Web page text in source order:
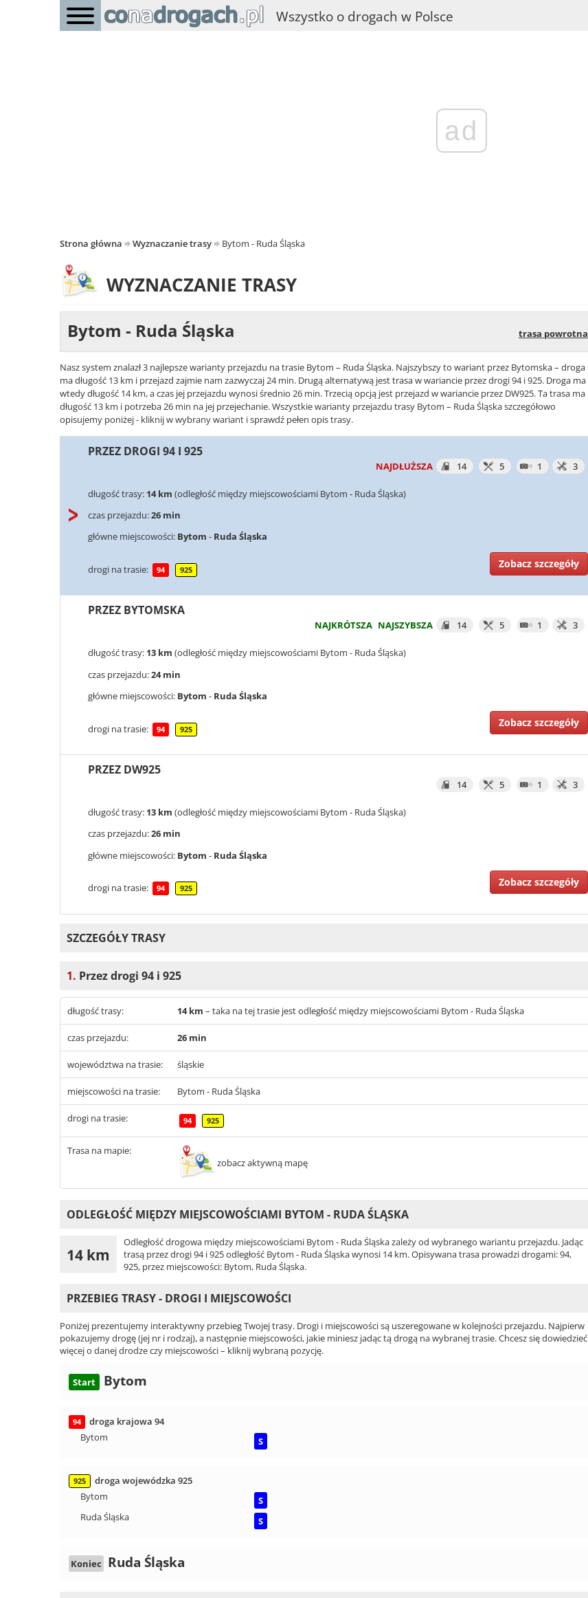
Wszystko o drogach w Polsce
ad
Strona główna Wyznaczanie trasy Bytom - Ruda Śląska
WYZNACZANIE TRASY
Bytom - Ruda Śląska trasa powrotna
Nasz system znalazł 3 najlepsze warianty przejazdu na trasie Bytom – Ruda Śląska. Najszybszy to wariant przez Bytomska – droga
ma długość 13 km i przejazd zajmie nam zazwyczaj 24 min. Drugą alternatywą jest trasa w wariancie przez drogi 94 i 925. Droga ma
wtedy długość 14 km, a czas jej przejazdu wynosi średnio 26 min. Trzecią opcją jest przejazd w wariancie przez DW925. Ta trasa ma
długość 13 km i potrzeba 26 min na jej przejechanie. Wszystkie warianty przejazdu trasy Bytom – Ruda Śląska szczegółowo
opisujemy poniżej - kliknij w wybrany wariant i sprawdź pełen opis trasy.
PRZEZ DROGI 94 I 925
NAJDŁUŻSZA 14 5 1 3
długość trasy: 14 km (odległość między miejscowościami Bytom - Ruda Śląska)
czas przejazdu:26 min
główne miejscowości: Bytom - Ruda Śląska
drogi na trasie: 94 925
Zobacz szczegóły
PRZEZ BYTOMSKA
NAJKRÓTSZA NAJSZYBSZA 14 5 1 3
długość trasy: 13 km (odległość między miejscowościami Bytom - Ruda Śląska)
czas przejazdu:24 min
główne miejscowości: Bytom - Ruda Śląska
drogi na trasie: 94 925
Zobacz szczegóły
PRZEZ DW925
14 5 1 3
długość trasy: 13 km (odległość między miejscowościami Bytom - Ruda Śląska)
czas przejazdu:26 min
główne miejscowości: Bytom - Ruda Śląska
drogi na trasie: 94 925
Zobacz szczegóły
SZCZEGÓŁY TRASY
1. Przez drogi 94 i 925
długość trasy: 14 km – taka na tej trasie jest odległość między miejscowościami Bytom - Ruda Śląska
czas przejazdu: 26 min
województwa na trasie: śląskie
miejscowości na trasie: Bytom - Ruda Śląska
drogi na trasie: 94 925
Trasa na mapie:
zobacz aktywną mapę
ODLEGŁOŚĆ MIĘDZY MIEJSCOWOŚCIAMI BYTOM - RUDA ŚLĄSKA
14 km
Odległość drogowa między miejscowościami Bytom - Ruda Śląska zależy od wybranego wariantu przejazdu. Jadąc
trasą przez drogi 94 i 925 odległość Bytom - Ruda Śląska wynosi 14 km. Opisywana trasa prowadzi drogami: 94,
925, przez miejscowości: Bytom, Ruda Śląska.
PRZEBIEG TRASY - DROGI I MIEJSCOWOŚCI
Poniżej prezentujemy interaktywny przebieg Twojej trasy. Drogi i miejscowości są uszeregowane w kolejności przejazdu. Najpierw
pokazujemy drogę (jej nr i rodzaj), a następnie miejscowości, jakie miniesz jadąc tą drogą na wybranej trasie. Chcesz się dowiedzieć
więcej o danej drodze czy miejscowości – kliknij wybraną pozycję.
Start Bytom
94
droga krajowa 94
Bytom
S
925
droga wojewódzka 925
Bytom
S
Ruda Śląska
S
Koniec Ruda Śląska